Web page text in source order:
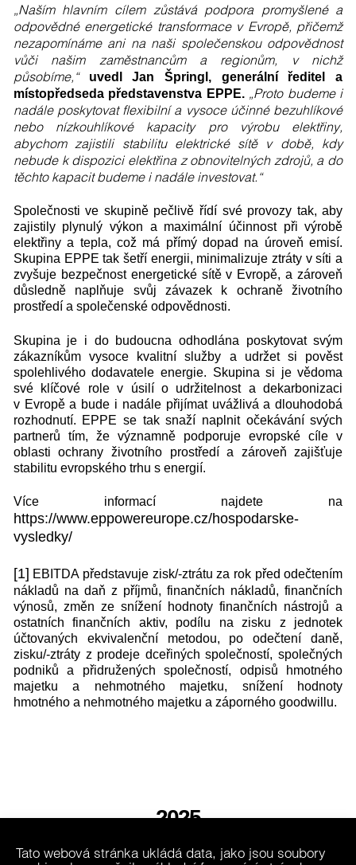
Tato webová stránka ukládá data, jako jsou soubory
„Naším hlavním cílem zůstává podpora promyšlené a
odpovědné energetické transformace v Evropě, přičemž
nezapomínáme ani na naši společenskou odpovědnost
vůči našim zaměstnancům a regionům, v nichž
působíme,“
uvedl Jan Špringl, generální ředitel a
místopředseda představenstva EPPE. „Proto budeme i
nadále poskytovat flexibilní a vysoce účinné bezuhlíkové
nebo nízkouhlíkové kapacity pro výrobu elektřiny,
abychom zajistili stabilitu elektrické sítě v době, kdy
nebude k dispozici elektřina z obnovitelných zdrojů, a do
těchto kapacit budeme i nadále investovat.“
Společnosti ve skupině pečlivě řídí své provozy tak, aby
zajistily plynulý výkon a maximální účinnost při výrobě
elektřiny a tepla, což má přímý dopad na úroveň emisí.
Skupina EPPE tak šetří energii, minimalizuje ztráty v síti a
zvyšuje bezpečnost energetické sítě v Evropě, a zároveň
důsledně naplňuje svůj závazek k ochraně životního
prostředí a společenské odpovědnosti.
Skupina je i do budoucna odhodlána poskytovat svým
zákazníkům vysoce kvalitní služby a udržet si pověst
spolehlivého dodavatele energie. Skupina si je vědoma
své klíčové role v úsilí o udržitelnost a dekarbonizaci
v Evropě a bude i nadále přijímat uvážlivá a dlouhodobá
rozhodnutí. EPPE se tak snaží naplnit očekávání svých
partnerů tím, že významně podporuje evropské cíle v
oblasti ochrany životního prostředí a zároveň zajišťuje
stabilitu evropského trhu s energií.
Více informací najdete na
https://www.eppowereurope.cz/hospodarske-
vysledky/
[1] EBITDA představuje zisk/-ztrátu za rok před odečtením
nákladů na daň z příjmů, finančních nákladů, finančních
výnosů, změn ze snížení hodnoty finančních nástrojů a
ostatních finančních aktiv, podílu na zisku z jednotek
účtovaných ekvivalenční metodou, po odečtení daně,
zisku/-ztráty z prodeje dceřiných společností, společných
podniků a přidružených společností, odpisů hmotného
majetku a nehmotného majetku, snížení hodnoty
hmotného a nehmotného majetku a záporného goodwillu.
2025